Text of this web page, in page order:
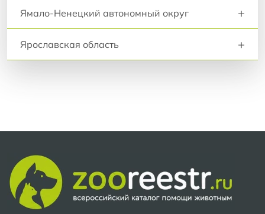
Ямало-Ненецкий автономный округ +
Ярославская область +